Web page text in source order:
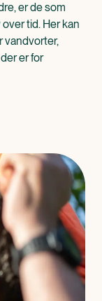
er de som
tid. Her kan
vandvorter,
er for